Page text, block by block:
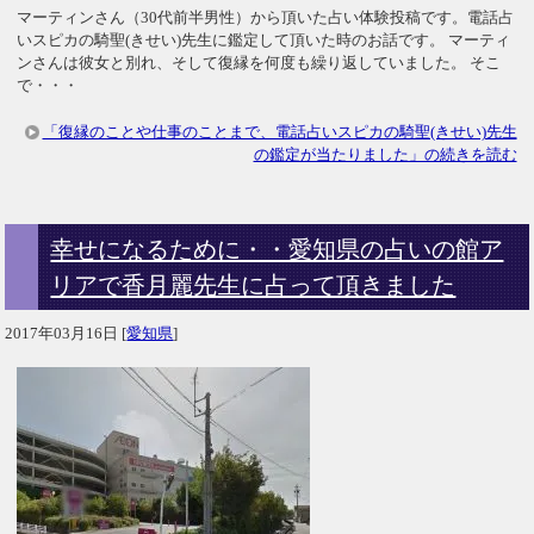
マーティンさん（30代前半男性）から頂いた占い体験投稿です。電話占
いスピカの騎聖(きせい)先生に鑑定して頂いた時のお話です。 マーティ
ンさんは彼女と別れ、そして復縁を何度も繰り返していました。 そこ
で・・・
「復縁のことや仕事のことまで、電話占いスピカの騎聖(きせい)先生
の鑑定が当たりました」の続きを読む
幸せになるために・・愛知県の占いの館ア
リアで香月麗先生に占って頂きました
2017年03月16日 [愛知県]